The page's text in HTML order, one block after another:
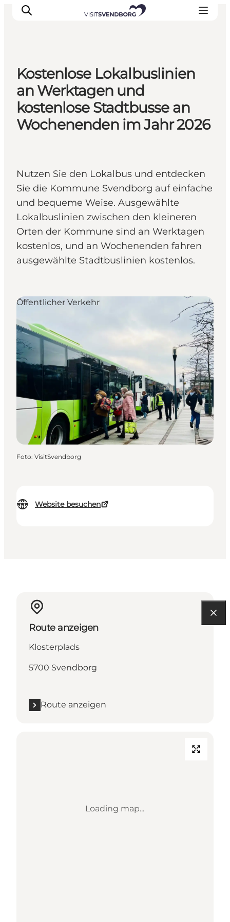
Veranstaltungen
Essen und Trinken
Shopping in Svendborg
Übernachtung
Kostenlose Lokalbuslinien
an Werktagen und
kostenlose Stadtbusse an
Wochenenden im Jahr 2026
Nutzen Sie den Lokalbus und entdecken
Sie die Kommune Svendborg auf einfache
und bequeme Weise. Ausgewählte
Lokalbuslinien zwischen den kleineren
Orten der Kommune sind an Werktagen
kostenlos, und an Wochenenden fahren
ausgewählte Stadtbuslinien kostenlos.
Website besuchen
Öffentlicher Verkehr
Foto: VisitSvendborg
Route anzeigen
Klosterplads
5700 Svendborg
Route anzeigen
Loading map...